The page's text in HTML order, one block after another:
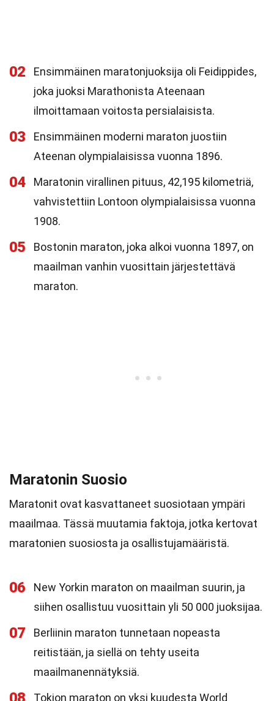
02
Ensimmäinen maratonjuoksija oli Feidippides,
joka juoksi Marathonista Ateenaan
ilmoittamaan voitosta persialaisista.
03
Ensimmäinen moderni maraton juostiin
Ateenan olympialaisissa vuonna 1896.
04
Maratonin virallinen pituus, 42,195 kilometriä,
vahvistettiin Lontoon olympialaisissa vuonna
1908.
05
Bostonin maraton, joka alkoi vuonna 1897, on
maailman vanhin vuosittain järjestettävä
maraton.
Maratonin Suosio
Maratonit ovat kasvattaneet suosiotaan ympäri
maailmaa. Tässä muutamia faktoja, jotka kertovat
maratonien suosiosta ja osallistujamääristä.
06
New Yorkin maraton on maailman suurin, ja
siihen osallistuu vuosittain yli 50 000 juoksijaa.
07
Berliinin maraton tunnetaan nopeasta
reitistään, ja siellä on tehty useita
maailmanennätyksiä.
Tokion maraton on yksi kuudesta World